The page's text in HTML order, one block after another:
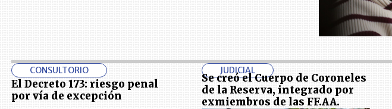
CONSULTORIO
El Decreto 173: riesgo penal
por vía de excepción
JUDICIAL
Se creó el Cuerpo de Coroneles
de la Reserva, integrado por
exmiembros de las FF.AA.